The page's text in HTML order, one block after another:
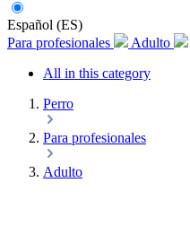
Español (ES)
Para profesionales
Adulto
All in this category
Perro
Para profesionales
Adulto